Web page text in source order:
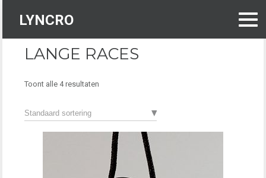
LYNCRO
content
LANGE RACES
Toont alle 4 resultaten